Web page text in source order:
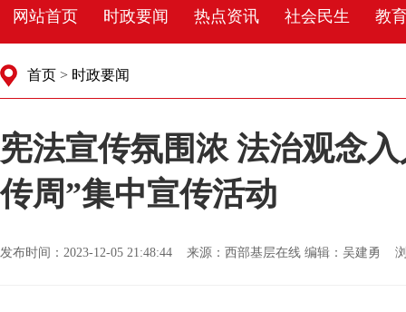
网站首页 时政要闻 热点资讯 社会民生 教
首页 > 时政要闻
宪法宣传氛围浓 法治观念
传周”集中宣传活动
发布时间：2023-12-05 21:48:44 来源：西部基层在线 编辑：吴建勇